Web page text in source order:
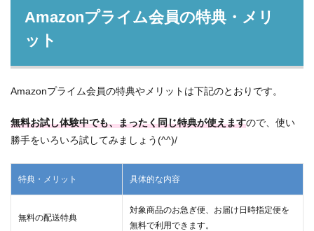
Amazonプライム会員の特典・メリ
ット
Amazonプライム会員の特典やメリットは下記のとおりです。
無料お試し体験中でも、まったく同じ特典が使えますので、使い
勝手をいろいろ試してみましょう(^^)/
特典・メリット 具体的な内容
無料の配送特典
対象商品のお急ぎ便、お届け日時指定便を
無料で利用できます。